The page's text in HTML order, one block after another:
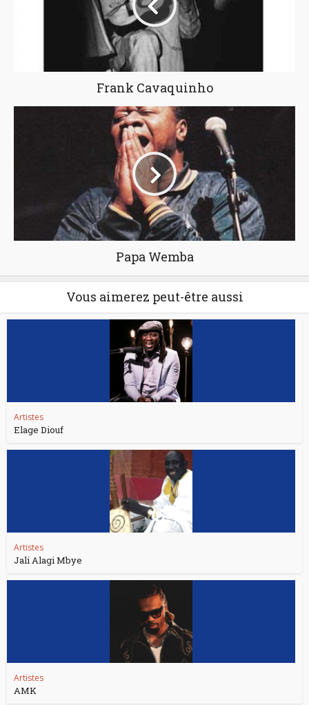
Frank Cavaquinho
Papa Wemba
Vous aimerez peut-être aussi
Artistes
Elage Diouf
Artistes
Jali Alagi Mbye
Artistes
AMK